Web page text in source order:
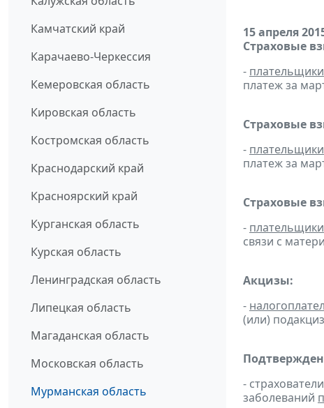
Камчатский край
Карачаево-Черкессия
Кемеровская область
Кировская область
Костромская область
Краснодарский край
Красноярский край
Курганская область
Курская область
Ленинградская область
Липецкая область
Магаданская область
Московская область
Мурманская область
15 апреля
Страховые
- плательщики
платеж за
Страховые
- плательщики
платеж за
Страховые
- плательщики
связи с
Акцизы:
-
(или)
-
заболеваний